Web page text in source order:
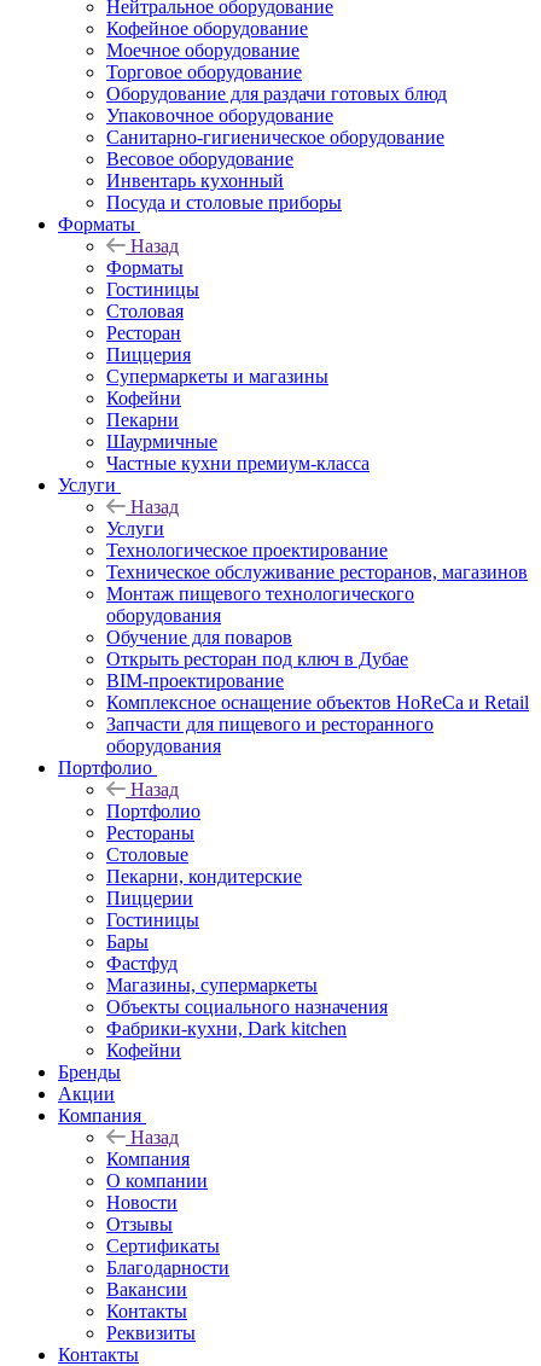
Нейтральное оборудование
Кофейное оборудование
Моечное оборудование
Торговое оборудование
Оборудование для раздачи готовых блюд
Упаковочное оборудование
Санитарно-гигиеническое оборудование
Весовое оборудование
Инвентарь кухонный
Посуда и столовые приборы
Форматы
Назад
Форматы
Гостиницы
Столовая
Ресторан
Пиццерия
Супермаркеты и магазины
Кофейни
Пекарни
Шаурмичные
Частные кухни премиум-класса
Услуги
Назад
Услуги
Технологическое проектирование
Техническое обслуживание ресторанов, магазинов
Монтаж пищевого технологического
оборудования
Обучение для поваров
Открыть ресторан под ключ в Дубае
BIM-проектирование
Комплексное оснащение объектов HoReCa и Retail
Запчасти для пищевого и ресторанного
оборудования
Портфолио
Назад
Портфолио
Рестораны
Столовые
Пекарни, кондитерские
Пиццерии
Гостиницы
Бары
Фастфуд
Магазины, супермаркеты
Объекты социального назначения
Фабрики-кухни, Dark kitchen
Кофейни
Бренды
Акции
Компания
Назад
Компания
О компании
Новости
Отзывы
Сертификаты
Благодарности
Вакансии
Контакты
Реквизиты
Контакты